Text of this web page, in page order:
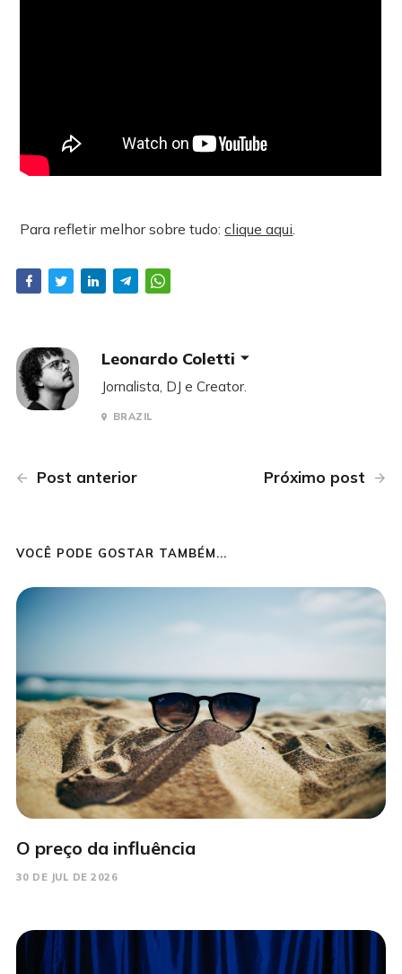
Para refletir melhor sobre tudo:clique aqui.
Leonardo Coletti
Jornalista, DJ e Creator.
BRAZIL
Post anterior Próximo post
VOCÊ PODE GOSTAR TAMBÉM...
O preço da influência
30 DE JUL DE 2026